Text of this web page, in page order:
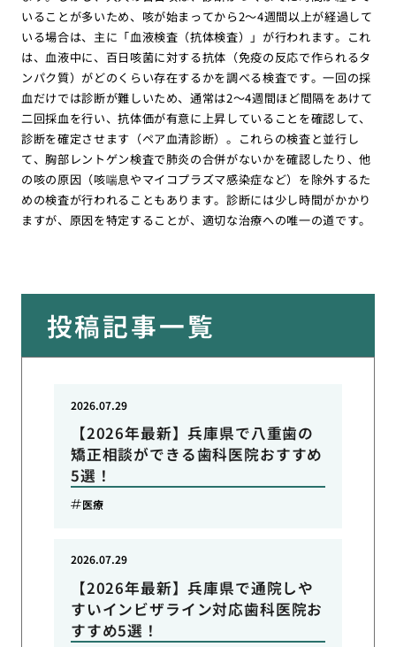
いることが多いため、咳が始まってから2〜4週間以上が経過して
いる場合は、主に「血液検査（抗体検査）」が行われます。これ
は、血液中に、百日咳菌に対する抗体（免疫の反応で作られるタ
ンパク質）がどのくらい存在するかを調べる検査です。一回の採
血だけでは診断が難しいため、通常は2〜4週間ほど間隔をあけて
二回採血を行い、抗体価が有意に上昇していることを確認して、
診断を確定させます（ペア血清診断）。これらの検査と並行し
て、胸部レントゲン検査で肺炎の合併がないかを確認したり、他
の咳の原因（咳喘息やマイコプラズマ感染症など）を除外するた
めの検査が行われることもあります。診断には少し時間がかかり
ますが、原因を特定することが、適切な治療への唯一の道です。
投稿記事一覧
【2026年最新】兵庫県で八重歯の
矯正相談ができる歯科医院おすすめ
5選！
2026.07.29
医療
【2026年最新】兵庫県で通院しや
すいインビザライン対応歯科医院お
すすめ5選！
2026.07.29